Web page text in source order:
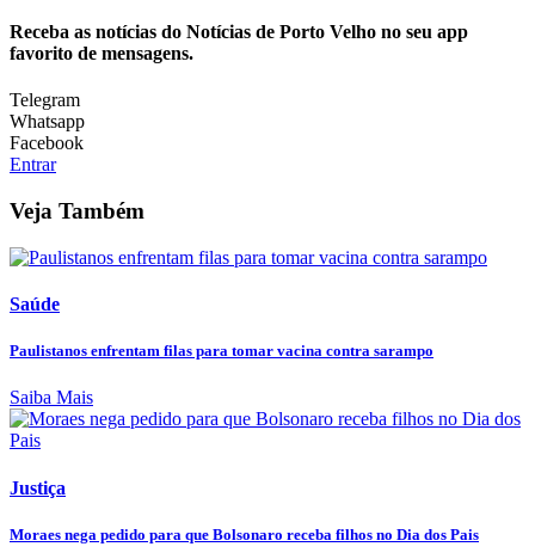
Receba as notícias do Notícias de Porto Velho no seu app
favorito de mensagens.
Telegram
Whatsapp
Facebook
Entrar
Veja Também
Saúde
Paulistanos enfrentam filas para tomar vacina contra sarampo
Saiba Mais
Justiça
Moraes nega pedido para que Bolsonaro receba filhos no Dia dos Pais